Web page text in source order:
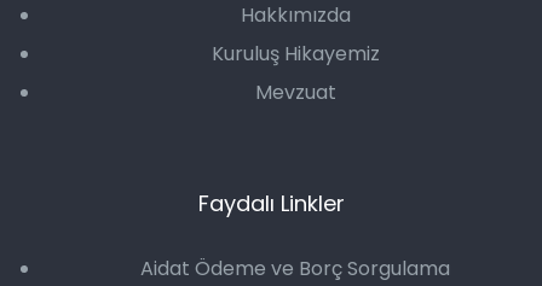
Hakkımızda
Kuruluş Hikayemiz
Mevzuat
Faydalı Linkler
Aidat Ödeme ve Borç Sorgulama